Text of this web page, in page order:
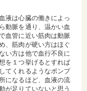
液は心臓の働きによっ
動脈を通り、温かい血
血管に近い筋肉は動脈
、筋肉が硬い方はほぐ
い方は他で血行不良に
を１つ挙げるとすれば
てくれるようなポンプ
になるほど、血液の流
が足りていないと思う